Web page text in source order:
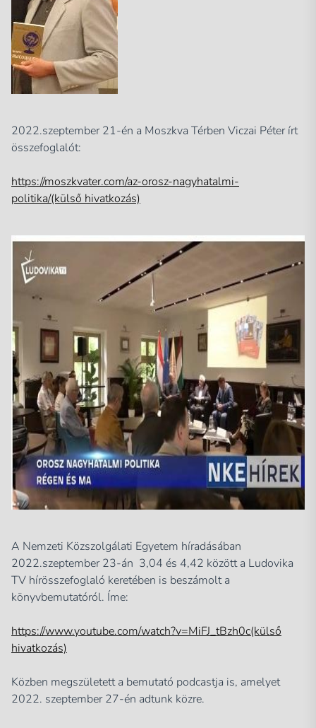
2022.szeptember 21-én a Moszkva Térben Viczai Péter írt
összefoglalót:
https://moszkvater.com/az-orosz-nagyhatalmi-
politika/(külső hivatkozás)
A Nemzeti Közszolgálati Egyetem híradásában
2022.szeptember 23-án 3,04 és 4,42 között a Ludovika
TV hírösszefoglaló keretében is beszámolt a
könyvbemutatóról. Íme:
https://www.youtube.com/watch?v=MiFJ_tBzh0c(külső
hivatkozás)
Közben megszületett a bemutató podcastja is, amelyet
2022. szeptember 27-én adtunk közre.